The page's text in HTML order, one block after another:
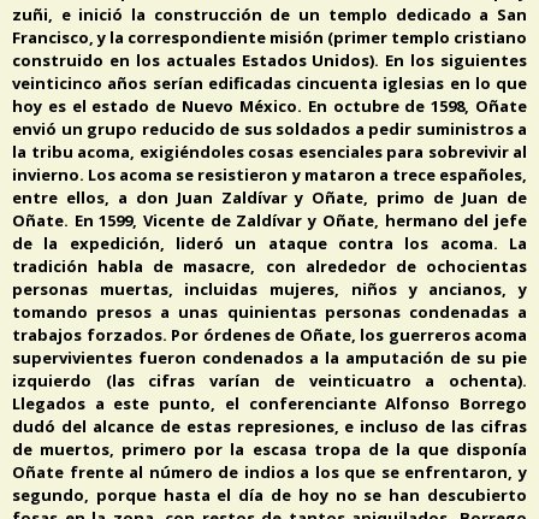
zuñi, e inició la construcción de un templo dedicado a San
Francisco, y la correspondiente misión (primer templo cristiano
construido en los actuales Estados Unidos). En los siguientes
veinticinco años serían edificadas cincuenta iglesias en lo que
hoy es el estado de Nuevo México. En octubre de 1598, Oñate
envió un grupo reducido de sus soldados a pedir suministros a
la tribu acoma, exigiéndoles cosas esenciales para sobrevivir al
invierno. Los acoma se resistieron y mataron a trece españoles,
entre ellos, a don Juan Zaldívar y Oñate, primo de Juan de
Oñate. En 1599, Vicente de Zaldívar y Oñate, hermano del jefe
de la expedición, lideró un ataque contra los acoma. La
tradición habla de masacre, con alrededor de ochocientas
personas muertas, incluidas mujeres, niños y ancianos, y
tomando presos a unas quinientas personas condenadas a
trabajos forzados. Por órdenes de Oñate, los guerreros acoma
supervivientes fueron condenados a la amputación de su pie
izquierdo (las cifras varían de veinticuatro a ochenta).
Llegados a este punto, el conferenciante Alfonso Borrego
dudó del alcance de estas represiones, e incluso de las cifras
de muertos, primero por la escasa tropa de la que disponía
Oñate frente al número de indios a los que se enfrentaron, y
segundo, porque hasta el día de hoy no se han descubierto